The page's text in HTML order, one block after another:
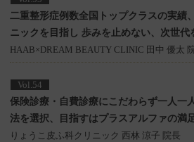
二重整形症例数全国トップクラスの実績
ニックを目指し 歩みを止めない、次世代
HAAB×DREAM BEAUTY CLINIC 田中 優太
Vol.54
保険診療・自費診療にこだわらず一人一
法を選択、
目指すはプラスアルファの満
りょうこ皮ふ科クリニック 西林 涼子 院長